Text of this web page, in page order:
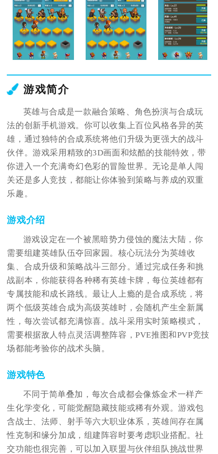
游戏简介
英雄与合成是一款融合策略、角色扮演与合成玩
法的创新手机游戏。你可以收集上百位风格各异的英
雄，通过独特的合成系统将他们升级为更强大的战斗
伙伴。游戏采用精致的3D画面和炫酷的技能特效，带
你进入一个充满奇幻色彩的冒险世界。无论是单人闯
关还是多人竞技，都能让你体验到策略与养成的双重
乐趣。
游戏介绍
游戏设定在一个被黑暗势力侵蚀的魔法大陆，你
需要组建英雄队伍夺回家园。核心玩法分为英雄收
集、合成升级和策略战斗三部分。通过完成任务和挑
战副本，你能获得各种稀有英雄卡牌，每位英雄都有
专属技能和成长路线。最让人上瘾的是合成系统，将
两个低级英雄合成为高级英雄时，会随机产生全新属
性，每次尝试都充满惊喜。战斗采用实时策略模式，
需要根据敌人特点灵活调整阵容，PVE推图和PVP竞技
场都能考验你的战术头脑。
游戏特色
不同于简单叠加，每次合成都会像炼金术一样产
生化学变化，可能觉醒隐藏技能或稀有外观。游戏包
含战士、法师、射手等六大职业体系，英雄间存在属
性克制和缘分加成，组建阵容时要考虑职业搭配。社
交功能也很完善，可以加入联盟与伙伴组队挑战世界